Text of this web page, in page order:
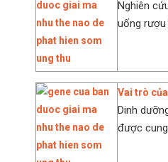
Nghiên
uống
Vai trò
Dinh
được